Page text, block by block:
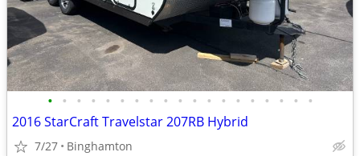
• • • • • • • • • • • • • • • • • • •
2016 StarCraft Travelstar 207RB Hybrid
7/27 Binghamton